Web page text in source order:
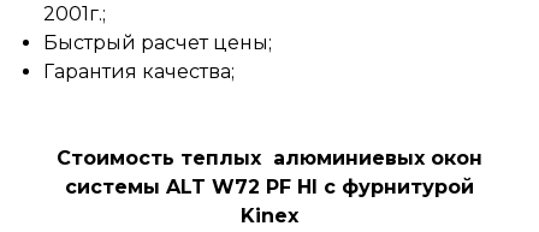
2001г.;
Быстрый расчет цены;
Гарантия качества;
Стоимость теплых алюминиевых окон
системы ALT W72 PF HI c фурнитурой
Kinex